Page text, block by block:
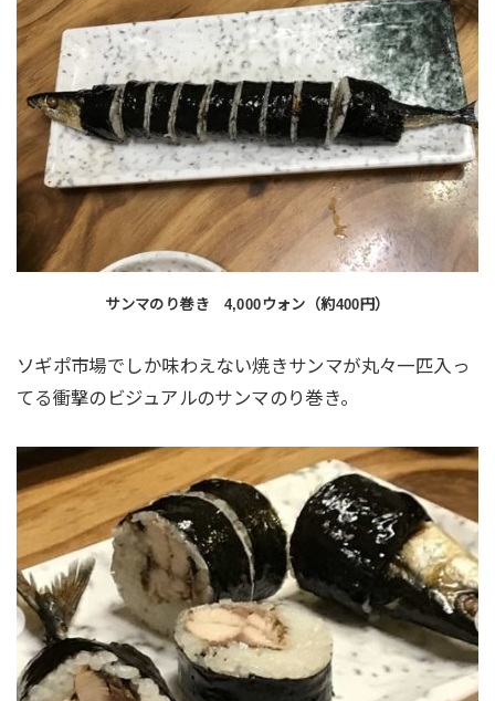
サンマのり巻き 4,000ウォン（約400円）
ソギポ市場でしか味わえない焼きサンマが丸々一匹入っ
てる衝撃のビジュアルのサンマのり巻き。